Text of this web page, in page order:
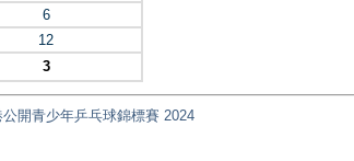
6
12
3
開青少年乒乓球錦標賽 2024